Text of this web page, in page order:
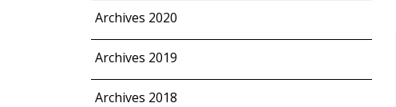
Archives 2020
Archives 2019
Archives 2018